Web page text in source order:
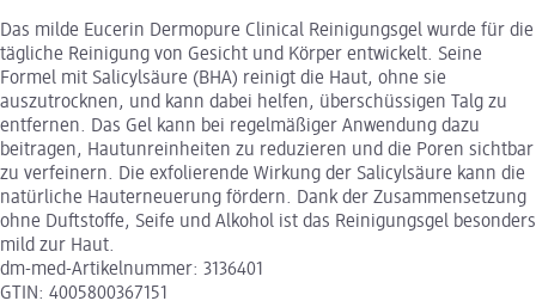
Das milde Eucerin Dermopure Clinical Reinigungsgel wurde für die
tägliche Reinigung von Gesicht und Körper entwickelt. Seine
Formel mit Salicylsäure (BHA) reinigt die Haut, ohne sie
auszutrocknen, und kann dabei helfen, überschüssigen Talg zu
entfernen. Das Gel kann bei regelmäßiger Anwendung dazu
beitragen, Hautunreinheiten zu reduzieren und die Poren sichtbar
zu verfeinern. Die exfolierende Wirkung der Salicylsäure kann die
natürliche Hauterneuerung fördern. Dank der Zusammensetzung
ohne Duftstoffe, Seife und Alkohol ist das Reinigungsgel besonders
mild zur Haut.
dm-med-Artikelnummer: 3136401
GTIN: 4005800367151